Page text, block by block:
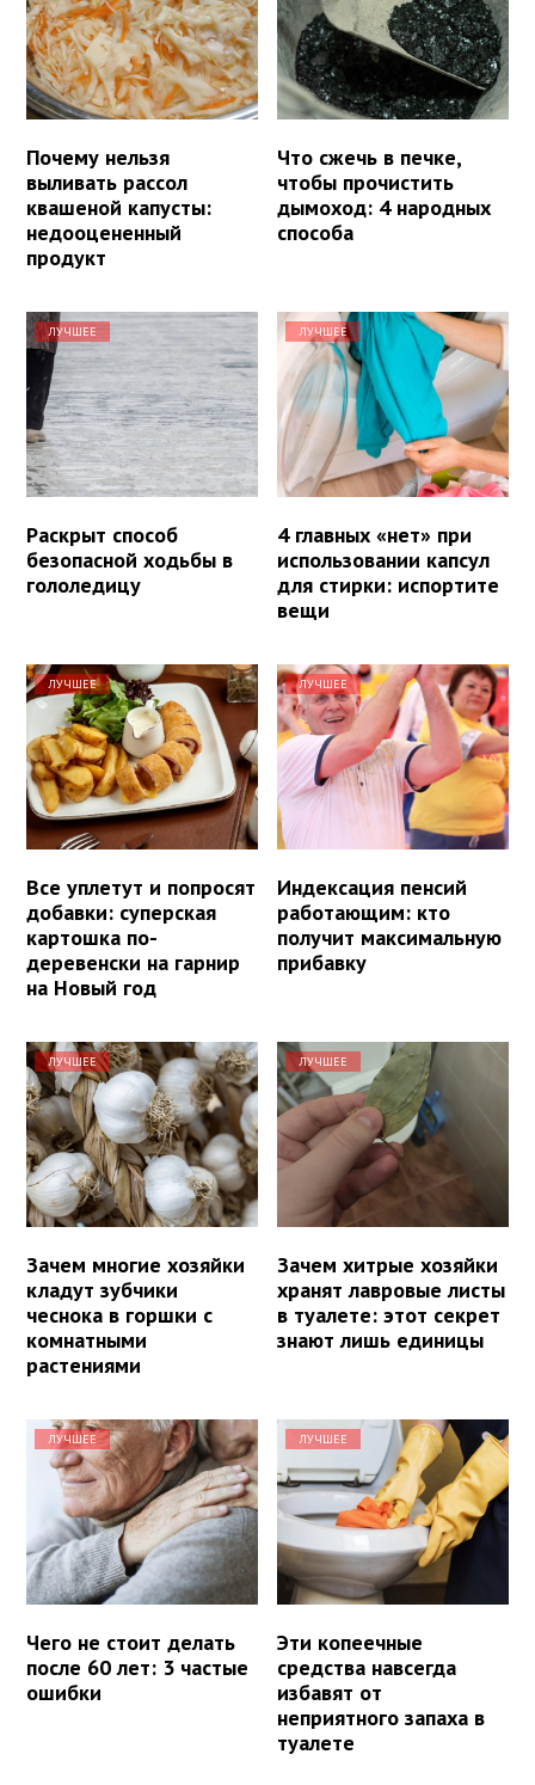
Почему нельзя
выливать рассол
квашеной капусты:
недооцененный
продукт
Что сжечь в печке,
чтобы прочистить
дымоход: 4 народных
способа
ЛУЧШЕЕ
Раскрыт способ
безопасной ходьбы в
гололедицу
ЛУЧШЕЕ
4 главных «нет» при
использовании капсул
для стирки: испортите
вещи
ЛУЧШЕЕ
Все уплетут и попросят
добавки: суперская
картошка по-
деревенски на гарнир
на Новый год
ЛУЧШЕЕ
Индексация пенсий
работающим: кто
получит максимальную
прибавку
ЛУЧШЕЕ
Зачем многие хозяйки
кладут зубчики
чеснока в горшки с
комнатными
растениями
ЛУЧШЕЕ
Зачем хитрые хозяйки
хранят лавровые листы
в туалете: этот секрет
знают лишь единицы
ЛУЧШЕЕ
Чего не стоит делать
после 60 лет: 3 частые
ошибки
ЛУЧШЕЕ
Эти копеечные
средства навсегда
избавят от
неприятного запаха в
туалете